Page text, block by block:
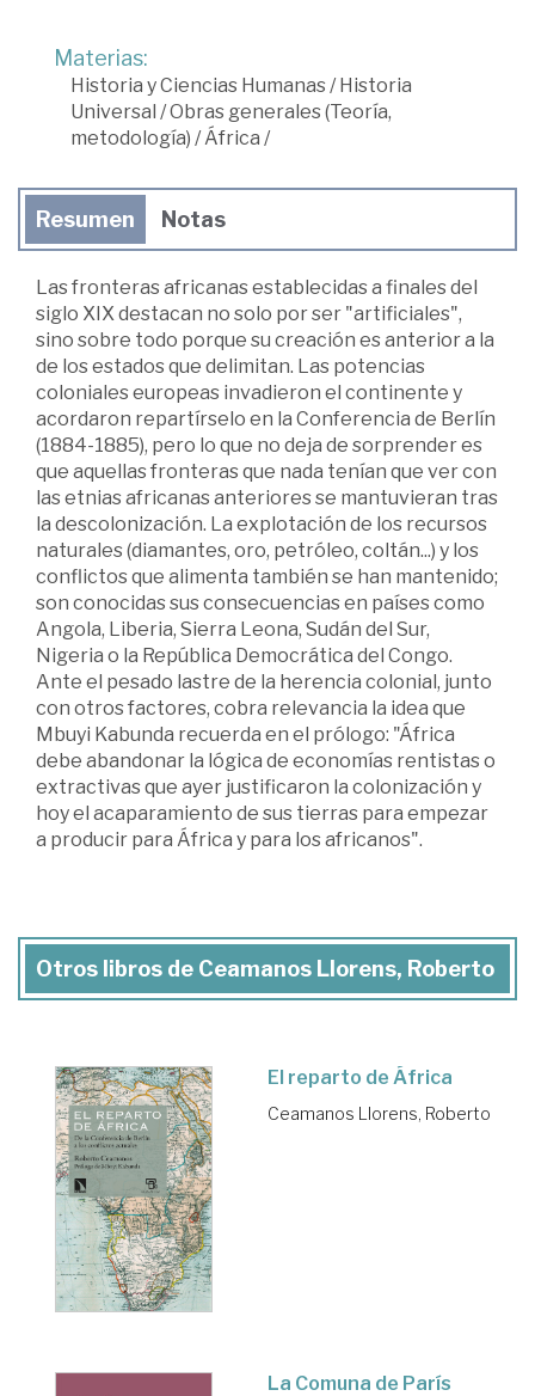
Materias:
Historia y Ciencias Humanas/ Historia
Universal /Obras generales (Teoría,
metodología) /África /
Resumen Notas
Las fronteras africanas establecidas a finales del
siglo XIX destacan no solo por ser "artificiales",
sino sobre todo porque su creación es anterior a la
de los estados que delimitan. Las potencias
coloniales europeas invadieron el continente y
acordaron repartírselo en la Conferencia de Berlín
(1884-1885), pero lo que no deja de sorprender es
que aquellas fronteras que nada tenían que ver con
las etnias africanas anteriores se mantuvieran tras
la descolonización. La explotación de los recursos
naturales (diamantes, oro, petróleo, coltán...) y los
conflictos que alimenta también se han mantenido;
son conocidas sus consecuencias en países como
Angola, Liberia, Sierra Leona, Sudán del Sur,
Nigeria o la República Democrática del Congo.
Ante el pesado lastre de la herencia colonial, junto
con otros factores, cobra relevancia la idea que
Mbuyi Kabunda recuerda en el prólogo: "África
debe abandonar la lógica de economías rentistas o
extractivas que ayer justificaron la colonización y
hoy el acaparamiento de sus tierras para empezar
a producir para África y para los africanos".
Otros libros de Ceamanos Llorens, Roberto
El reparto de África
Ceamanos Llorens, Roberto
La Comuna de París